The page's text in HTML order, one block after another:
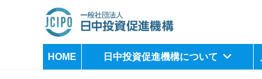
日
中
j
HOME 日中投資促進機構について